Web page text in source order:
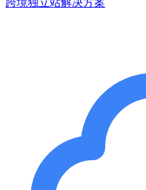
跨境独立站解决方案